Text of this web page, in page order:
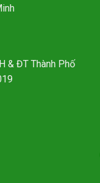
& ĐT Thành Phố